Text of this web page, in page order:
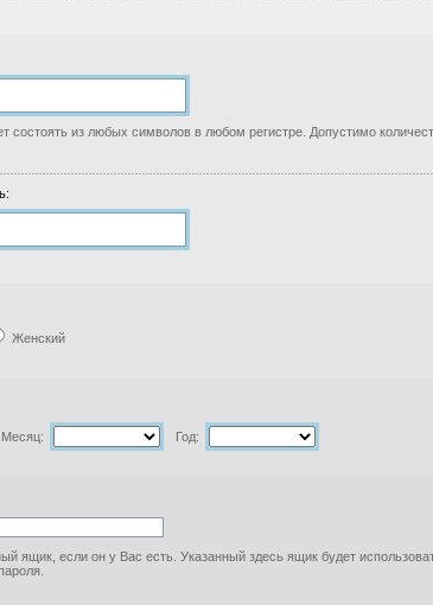
состоять из любых символов в любом регистре. Допустимо
Женский
Месяц: Год:
ящик, если он у Вас есть. Указанный здесь ящик будет